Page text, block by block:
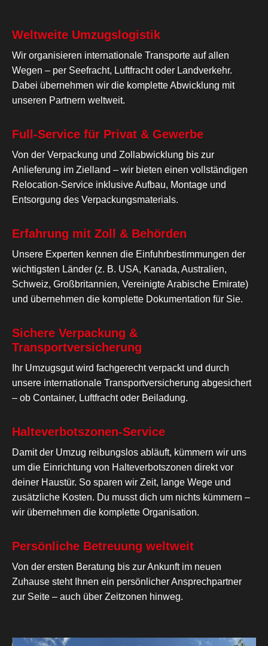
Weltweite Umzugslogistik
Wir organisieren internationale Transporte auf allen
Wegen – per Seefracht, Luftfracht oder Landverkehr.
Dabei übernehmen wir die komplette Abwicklung mit
unseren Partnern weltweit.
Full-Service für Privat & Gewerbe
Von der Verpackung und Zollabwicklung bis zur
Anlieferung im Zielland – wir bieten einen vollständigen
Relocation-Service inklusive Aufbau, Montage und
Entsorgung des Verpackungsmaterials.
Erfahrung mit Zoll & Behörden
Unsere Experten kennen die Einfuhrbestimmungen der
wichtigsten Länder (z. B. USA, Kanada, Australien,
Schweiz, Großbritannien, Vereinigte Arabische Emirate)
und übernehmen die komplette Dokumentation für Sie.
Sichere Verpackung &
Transportversicherung
Ihr Umzugsgut wird fachgerecht verpackt und durch
unsere internationale Transportversicherung abgesichert
– ob Container, Luftfracht oder Beiladung.
Halteverbotszonen-Service
Damit der Umzug reibungslos abläuft, kümmern wir uns
um die Einrichtung von Halteverbotszonen direkt vor
deiner Haustür. So sparen wir Zeit, lange Wege und
zusätzliche Kosten. Du musst dich um nichts kümmern –
wir übernehmen die komplette Organisation.
Persönliche Betreuung weltweit
Von der ersten Beratung bis zur Ankunft im neuen
Zuhause steht Ihnen ein persönlicher Ansprechpartner
zur Seite – auch über Zeitzonen hinweg.